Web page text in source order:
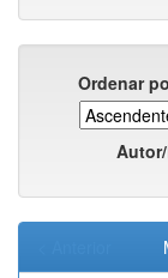
Ordenar